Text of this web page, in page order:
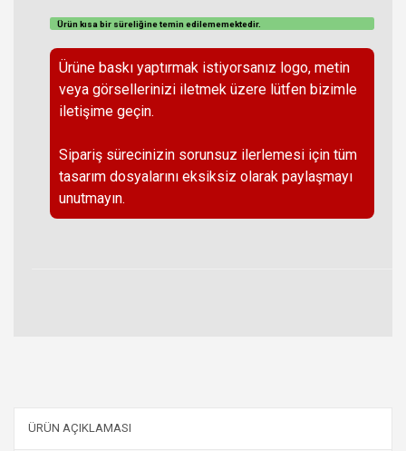
Ürün kısa bir süreliğine temin edilememektedir.
Ürüne baskı yaptırmak istiyorsanız logo, metin
veya görsellerinizi iletmek üzere lütfen bizimle
iletişime geçin.
Sipariş sürecinizin sorunsuz ilerlemesi için tüm
tasarım dosyalarını eksiksiz olarak paylaşmayı
unutmayın.
ÜRÜN AÇIKLAMASI